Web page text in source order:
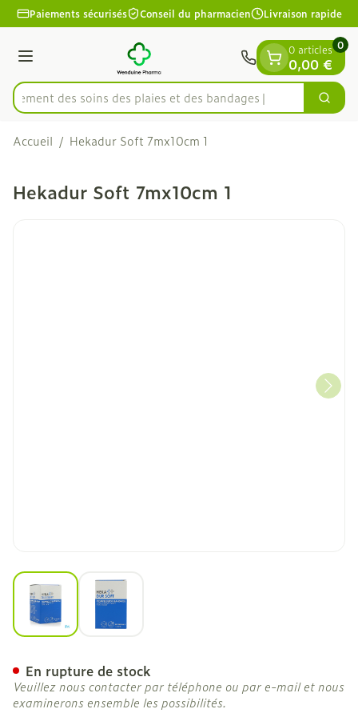
Aller au contenu
1 de 1
Paiements sécurisés Conseil du pharmacien Livraison rapide
Menu
Rechercherdes soins des plaies et des bandages
0 articles
0,00 €
0
Accueil / Hekadur Soft 7mx10cm 1
Hekadur Soft 7mx10cm 1
View larger imageView larger image
En rupture de stock
Veuillez nous contacter par téléphone ou par e-mail et nous
examinerons ensemble les possibilités.